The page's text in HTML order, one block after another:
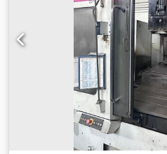
Ταχύτητα άξονα: 24.000 στροφές
αλλαγέας εργαλείων (ATC):
διαδρομή (X/Y/Z): 60 / 60 / 60 m/
Περίπου 3.400 kg Συνολικές
mm Περιλαμβάνονται αξεσουάρ/
πίνακας CNC LEHMANN EA-507
καλωδίωση/ενσωμάτωση.